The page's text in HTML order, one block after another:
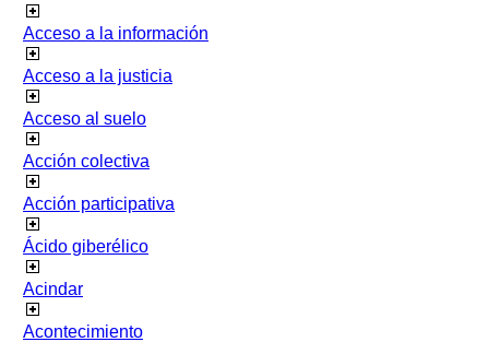
Acceso a la información
Acceso a la justicia
Acceso al suelo
Acción colectiva
Acción participativa
Ácido giberélico
Acindar
Acontecimiento